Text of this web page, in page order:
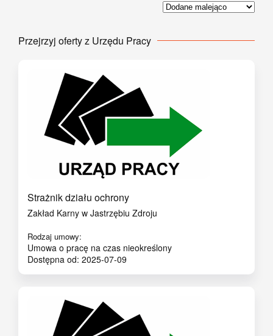
Przejrzyj oferty z Urzędu Pracy
Strażnik działu ochrony
Zakład Karny w Jastrzębiu Zdroju
Rodzaj umowy:
Umowa o pracę na czas nieokreślony
Dostępna od: 2025-07-09